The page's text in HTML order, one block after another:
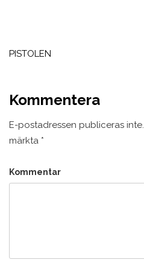
PISTOLEN
Kommentera
E-postadressen publiceras inte.
märkta *
Kommentar